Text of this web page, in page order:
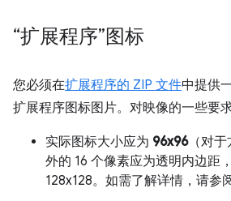
“扩展程序”图标
您必须在扩展程序的 ZIP 文件中提供
扩展程序图标图片。对映像的一些要求
实际图标大小应为 96x96（对于
外的 16 个像素应为透明内边距
128x128。如需了解详情，请参